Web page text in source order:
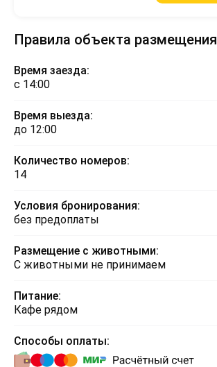
Правила объекта размещения
Время заезда:
с 14:00
Время выезда:
до 12:00
Количество номеров:
14
Условия бронирования:
без предоплаты
Размещение с животными:
С животными не принимаем
Питание:
Кафе рядом
Способы оплаты: